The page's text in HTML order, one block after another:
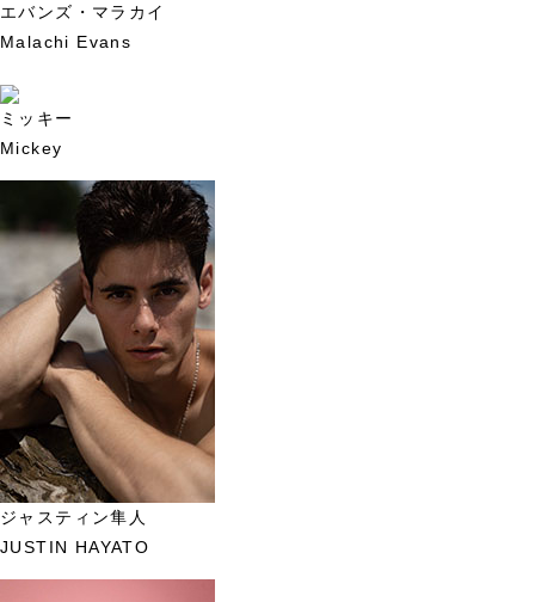
エバンズ・マラカイ
Malachi Evans
ミッキー
Mickey
ジャスティン隼人
JUSTIN HAYATO